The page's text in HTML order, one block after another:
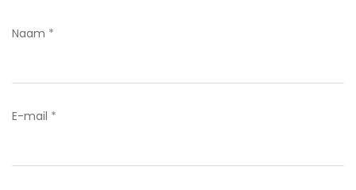
Naam *
E-mail *